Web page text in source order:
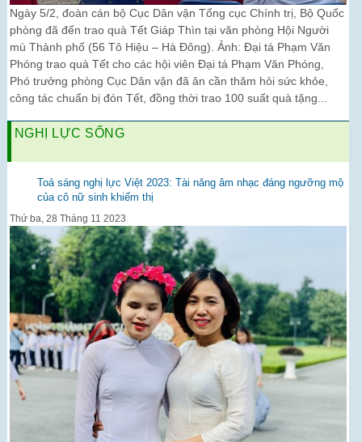
Ngày 5/2, đoàn cán bộ Cục Dân vận Tổng cục Chính trị, Bộ Quốc
phòng đã đến trao quà Tết Giáp Thìn tại văn phòng Hội Người
mù Thành phố (56 Tô Hiệu – Hà Đông). Ảnh: Đại tá Phạm Văn
Phóng trao quà Tết cho các hội viên Đại tá Phạm Văn Phóng,
Phó trưởng phòng Cục Dân vận đã ân cần thăm hỏi sức khỏe,
công tác chuẩn bị đón Tết, đồng thời trao 100 suất quà tặng...
NGHỊ LỰC SỐNG
Toả sáng nghị lực Việt 2023: Tài năng âm nhạc đáng ngưỡng mộ
của cô nữ sinh khiếm thị
Thứ ba, 28 Tháng 11 2023